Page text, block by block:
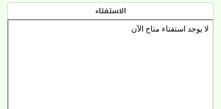
الاستفتاء